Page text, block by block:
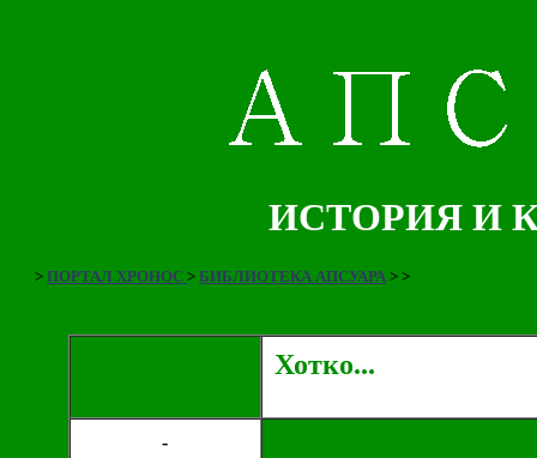
ИСТОРИЯ И
> ПОРТАЛ ХРОНОС > БИБЛИОТЕКА АПСУАРА > >
Хотко...
-